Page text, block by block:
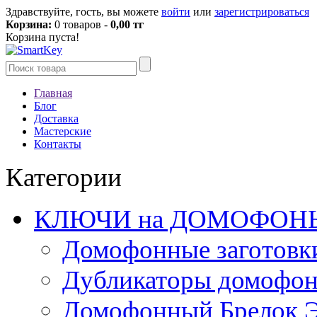
Здравствуйте, гость, вы можете войти или зарегистрироваться
Корзина: 0 товаров - 0,00 тг
Корзина пуста!
Главная
Блог
Доставка
Мастерские
Контакты
Категории
КЛЮЧИ на
Домофонные
Дубликаторы
Домофонный Брелок